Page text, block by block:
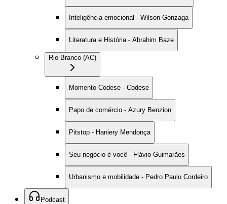
Inteligência emocional - Wilson Gonzaga
Literatura e História - Abrahim Baze
Rio Branco (AC)
Momento Codese - Codese
Papo de comércio - Azury Benzion
Pitstop - Haniery Mendonça
Seu negócio é você - Flávio Guimarães
Urbanismo e mobilidade - Pedro Paulo Cordeiro
Podcast